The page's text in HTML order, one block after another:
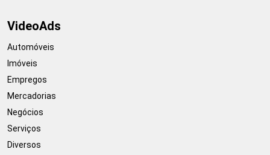
VideoAds
Automóveis
Imóveis
Empregos
Mercadorias
Negócios
Serviços
Diversos